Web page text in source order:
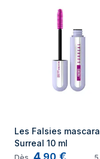
Les Falsies mascara
Surreal 10 ml
4 €